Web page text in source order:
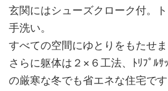
玄関にはシューズクローク付。
手洗い。
すべての空間にゆとりをもたせま
さらに躯体は２×６工法、ﾄﾘﾌﾟﾙｻ
の厳寒な冬でも省エネな住宅です